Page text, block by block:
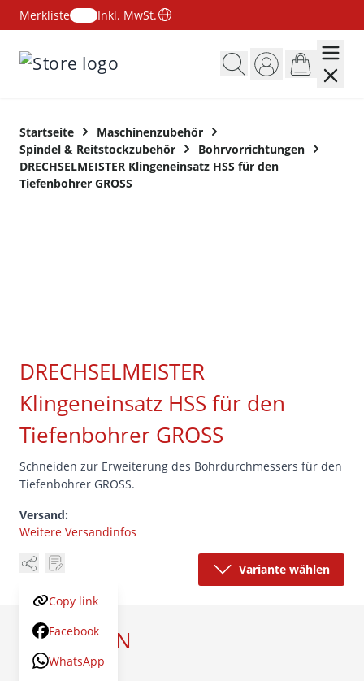
Merkliste
Inkl. MwSt.
Startseite
Maschinenzubehör
Spindel & Reitstockzubehör
Bohrvorrichtungen
DRECHSELMEISTER Klingeneinsatz HSS für den
Tiefenbohrer GROSS
DRECHSELMEISTER
Klingeneinsatz HSS für den
Tiefenbohrer GROSS
Schneiden zur Erweiterung des Bohrdurchmessers für den
Tiefenbohrer GROSS.
Versand:
Weitere Versandinfos
Copy link
Facebook
WhatsApp
Variante wählen
VARIANTEN
Artikel Preis